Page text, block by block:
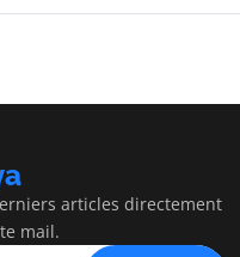
articles directement
mail.